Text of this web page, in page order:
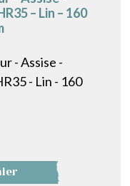
– Lin – 160
- Assise -
- Lin - 160